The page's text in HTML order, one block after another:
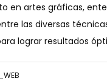
en artes gráficas,
las diversas
lograr resultados